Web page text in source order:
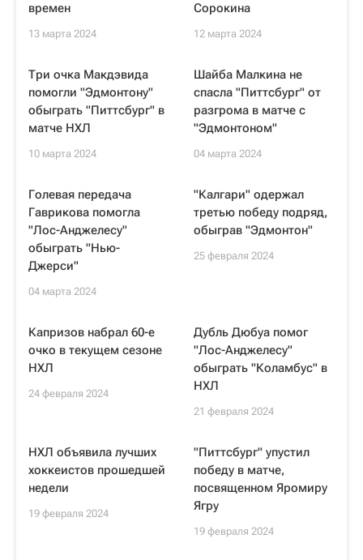
времен
13 марта 2024
Сорокина
12 марта 2024
Три очка Макдэвида
помогли "Эдмонтону"
обыграть "Питтсбург" в
матче НХЛ
10 марта 2024
Шайба Малкина не
спасла "Питтсбург" от
разгрома в матче с
"Эдмонтоном"
04 марта 2024
Голевая передача
Гаврикова помогла
"Лос-Анджелесу"
обыграть "Нью-
Джерси"
04 марта 2024
"Калгари" одержал
третью победу подряд,
обыграв "Эдмонтон"
25 февраля 2024
Капризов набрал 60-е
очко в текущем сезоне
НХЛ
24 февраля 2024
Дубль Дюбуа помог
"Лос-Анджелесу"
обыграть "Коламбус" в
НХЛ
21 февраля 2024
НХЛ объявила лучших
хоккеистов прошедшей
недели
19 февраля 2024
"Питтсбург" упустил
победу в матче,
посвященном Яромиру
Ягру
19 февраля 2024